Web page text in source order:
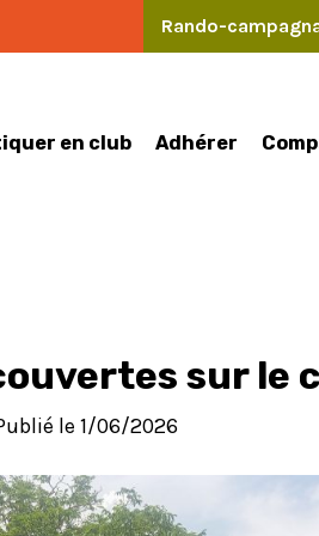
Rando-
en club Adhérer
sur le
le 1/06/2026